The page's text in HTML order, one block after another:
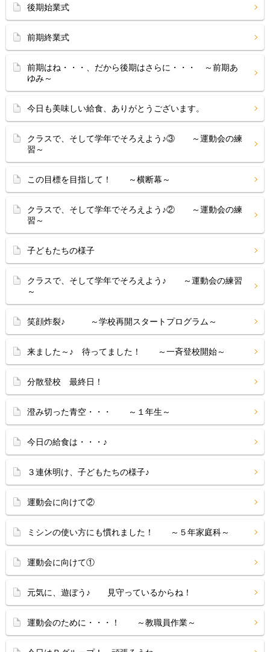
後期始業式
前期終業式
前期はね・・・、だから後期はさらに・・・ ～前期あ
ゆみ～
今日も美味しい給食、ありがとうございます。
クラスで、そして学年でそろえよう♪③ ～運動会の練
習～
この目標を目指して！ ～横断幕～
クラスで、そして学年でそろえよう♪② ～運動会の練
習～
子どもたちの様子
クラスで、そして学年でそろえよう♪ ～運動会の練習
～
笑顔炸裂♪ ～学校再開スタートプログラム～
来ました～♪ 待ってました！ ～一斉登校開始～
分散登校 最終日！
澄み切った青空・・・ ～１年生～
今日の給食は・・・♪
３連休明け、子どもたちの様子♪
運動会に向けて②
ミシンの使い方にも慣れました！ ～５年家庭科～
運動会に向けて①
元気に、遊ぼう♪ 見守っているからね！
運動会のために・・・！ ～教職員作業～